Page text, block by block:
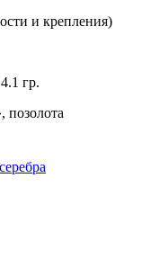
и крепления)
гр.
позолота